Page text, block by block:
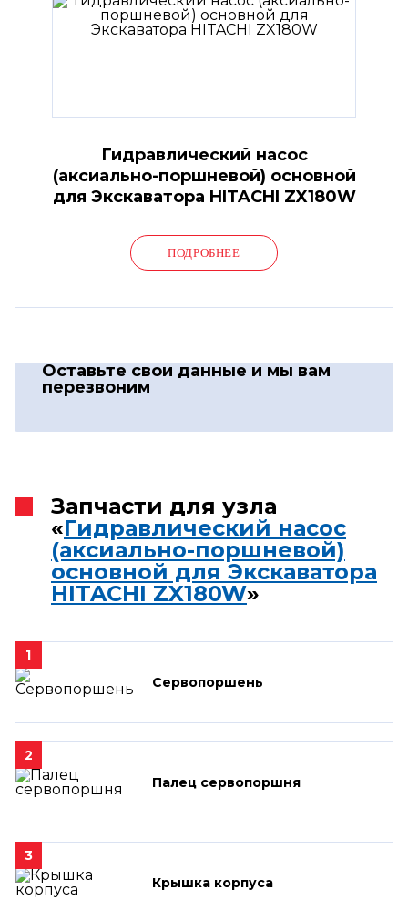
Гидравлический насос
(аксиально-поршневой) основной
для Экскаватора HITACHI ZX180W
ПОДРОБНЕЕ
Оставьте свои данные и мы вам
перезвоним
Запчасти для узла
«Гидравлический насос
(аксиально-поршневой)
основной для Экскаватора
HITACHI ZX180W»
1
Сервопоршень
2
Палец сервопоршня
3
Крышка корпуса